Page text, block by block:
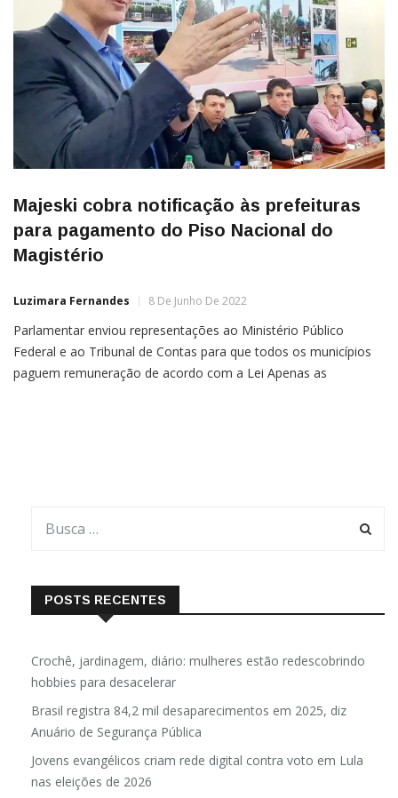
Majeski cobra notificação às prefeituras
para pagamento do Piso Nacional do
Magistério
Luzimara Fernandes 8 De Junho De 2022
Parlamentar enviou representações ao Ministério Público
Federal e ao Tribunal de Contas para que todos os municípios
paguem remuneração de acordo com a Lei Apenas as
POSTS RECENTES
Crochê, jardinagem, diário: mulheres estão redescobrindo
hobbies para desacelerar
Brasil registra 84,2 mil desaparecimentos em 2025, diz
Anuário de Segurança Pública
Jovens evangélicos criam rede digital contra voto em Lula
nas eleições de 2026